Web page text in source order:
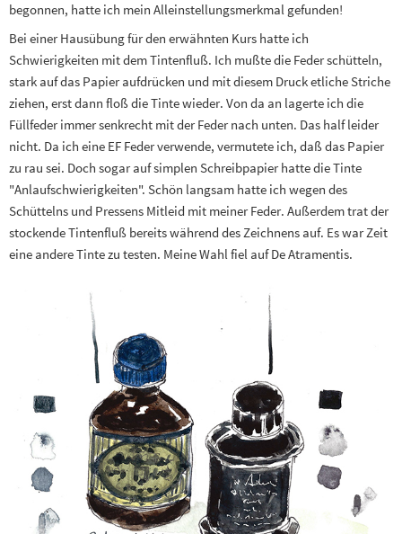
begonnen, hatte ich mein Alleinstellungsmerkmal gefunden!
Bei einer Hausübung für den erwähnten Kurs hatte ich
Schwierigkeiten mit dem Tintenfluß. Ich mußte die Feder schütteln,
stark auf das Papier aufdrücken und mit diesem Druck etliche Striche
ziehen, erst dann floß die Tinte wieder. Von da an lagerte ich die
Füllfeder immer senkrecht mit der Feder nach unten. Das half leider
nicht. Da ich eine EF Feder verwende, vermutete ich, daß das Papier
zu rau sei. Doch sogar auf simplen Schreibpapier hatte die Tinte
"Anlaufschwierigkeiten". Schön langsam hatte ich wegen des
Schüttelns und Pressens Mitleid mit meiner Feder. Außerdem trat der
stockende Tintenfluß bereits während des Zeichnens auf. Es war Zeit
eine andere Tinte zu testen. Meine Wahl fiel auf De Atramentis.